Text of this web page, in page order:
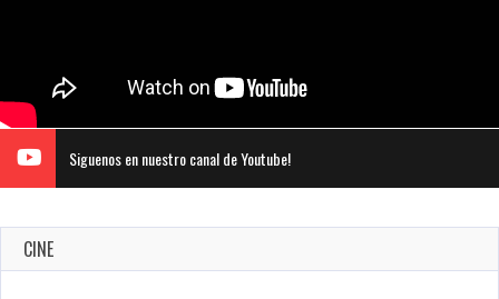
Siguenos en nuestro canal de Youtube!
CINE